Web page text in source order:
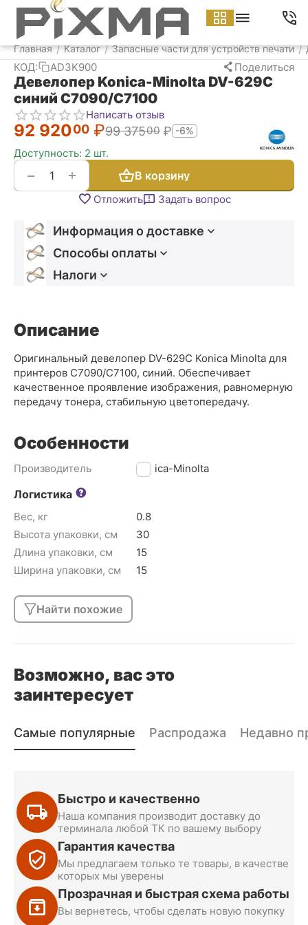
Главная / Каталог / Запасные части для устройств печати /
КОД: AD3K900 Поделиться
Девелопер Konica-Minolta DV-629C
синий C7090/C7100
Написать отзыв
92 92000 ₽99 37500 ₽ -6%
Доступность: 2 шт.
+
− В корзину
Отложить Задать вопрос
Информация о доставке
Способы оплаты
Налоги
Описание
Оригинальный девелопер DV-629C Konica Minolta для
принтеров С7090/С7100, синий. Обеспечивает
качественное проявление изображения, равномерную
передачу тонера, стабильную цветопередачу.
Особенности
Производитель Konica-Minolta
Логистика
Вес, кг
0.8
Высота упаковки, см
30
Длина упаковки, см
15
Ширина упаковки, см
15
Найти похожие
Возможно, вас это
заинтересует
Самые популярные Распродажа Недавно
Быстро и качественно
Наша компания производит доставку до
терминала любой ТК по вашему выбору
Гарантия качества
Мы предлагаем только те товары, в качестве
которых мы уверены
Прозрачная и быстрая схема работы
Вы вернетесь, чтобы сделать новую покупку
Меню Найти Корзина Аккаунт